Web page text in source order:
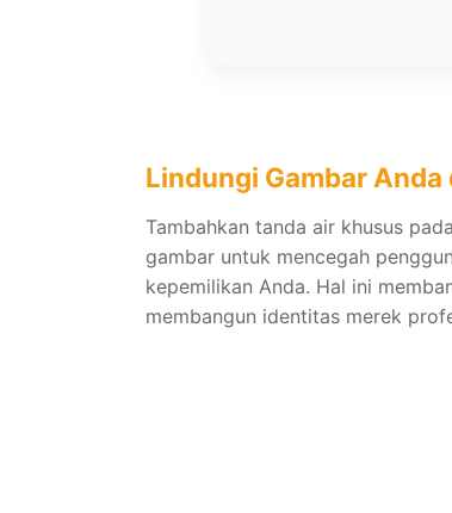
Lindungi Gambar Anda
Tambahkan tanda air khusus
gambar untuk mencegah
kepemilikan Anda. Hal ini
membangun identitas merek